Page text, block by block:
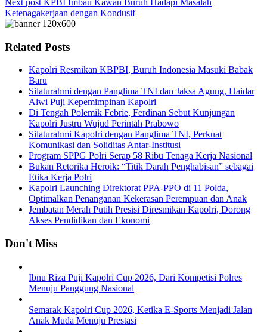
Next post KPBI Imbau Kawan Buruh Hadapi Masalah
Ketenagakerjaan dengan Kondusif
Related Posts
Kapolri Resmikan KBPBI, Buruh Indonesia Masuki Babak
Baru
Silaturahmi dengan Panglima TNI dan Jaksa Agung, Haidar
Alwi Puji Kepemimpinan Kapolri
Di Tengah Polemik Febrie, Ferdinan Sebut Kunjungan
Kapolri Justru Wujud Perintah Prabowo
Silaturahmi Kapolri dengan Panglima TNI, Perkuat
Komunikasi dan Soliditas Antar-Institusi
Program SPPG Polri Serap 58 Ribu Tenaga Kerja Nasional
Bukan Retorika Heroik: “Titik Darah Penghabisan” sebagai
Etika Kerja Polri
Kapolri Launching Direktorat PPA-PPO di 11 Polda,
Optimalkan Penanganan Kekerasan Perempuan dan Anak
Jembatan Merah Putih Presisi Diresmikan Kapolri, Dorong
Akses Pendidikan dan Ekonomi
Don't Miss
Ibnu Riza Puji Kapolri Cup 2026, Dari Kompetisi Polres
Menuju Panggung Nasional
Semarak Kapolri Cup 2026, Ketika E-Sports Menjadi Jalan
Anak Muda Menuju Prestasi